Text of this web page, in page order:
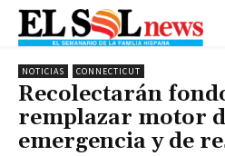
NOTICIAS CONNECTICUT
Recolectarán
remplazar motor
emergencia y de